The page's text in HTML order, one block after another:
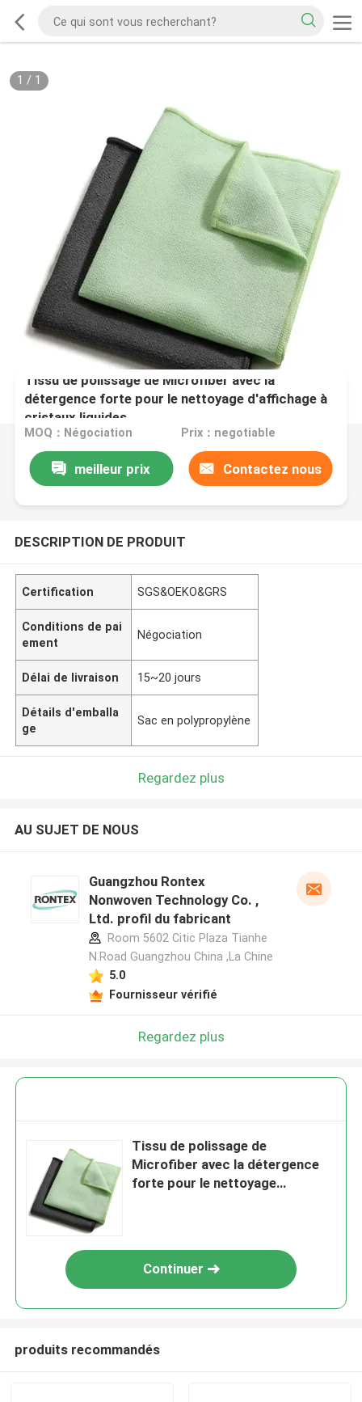
1 / 1
Tissu de polissage de Microfiber avec la
détergence forte pour le nettoyage d'affichage à
cristaux liquides
MOQ：Négociation Prix：negotiable
meilleur prix Contactez nous
DESCRIPTION DE PRODUIT
Certification SGS&OEKO&GRS
Conditions de pai
ement
Négociation
Délai de livraison 15~20 jours
Détails d'emballa
ge
Sac en polypropylène
Regardez plus
AU SUJET DE NOUS
Guangzhou Rontex
Nonwoven Technology Co. ,
Ltd. profil du fabricant
Room 5602 Citic Plaza Tianhe
N.Road Guangzhou China ,La Chine
5.0
Fournisseur vérifié
Regardez plus
Tissu de polissage de
Microfiber avec la détergence
forte pour le nettoyage
Continuer
produits recommandés